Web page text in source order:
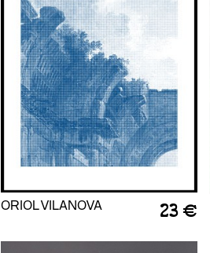
ORIOL VILANOVA 23 €